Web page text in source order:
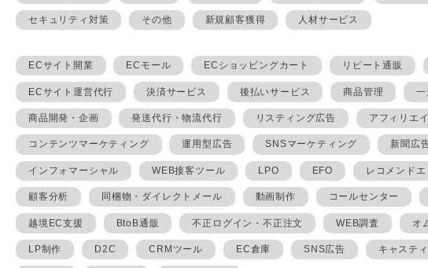
セキュリティ対策 その他 新規顧客獲得 人材サービス
ECサイト開業 ECモール ECショッピングカート リピート通販
ECサイト運営代行 決済サービス 後払いサービス 商品管理
商品開発・企画 発送代行・物流代行 リスティング広告 アフィリエ
コンテンツマーケティング 運用型広告 SNSマーケティング 新聞広
インフォマーシャル WEB接客ツール LPO EFO レコメンド
顧客分析 同梱物・ダイレクトメール 動画制作 コールセンター
越境EC支援 BtoB通販 不正ログイン・不正注文 WEB調査 オ
LP制作 D2C CRMツール EC倉庫 SNS広告 キャステ